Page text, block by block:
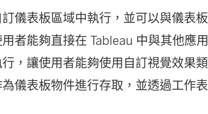
視
窗
儀表板區域中執行，並可以與儀表
者能夠直接在 Tableau 中與其他應
，讓使用者能夠使用自訂視覺效果
儀表板物件進行存取，並透過工作